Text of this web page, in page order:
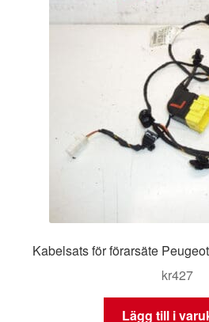
Kabelsats för förarsäte
kr427
Lägg till i